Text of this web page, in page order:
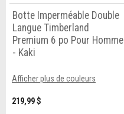
Botte Imperméable Double
Langue Timberland
Premium 6 po Pour Homme
- Kaki
Afficher plus de couleurs
219,99 $